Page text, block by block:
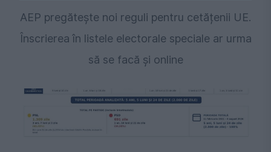
AEP pregătește noi reguli pentru cetățenii UE.
Înscrierea în listele electorale speciale ar urma
să se facă și online